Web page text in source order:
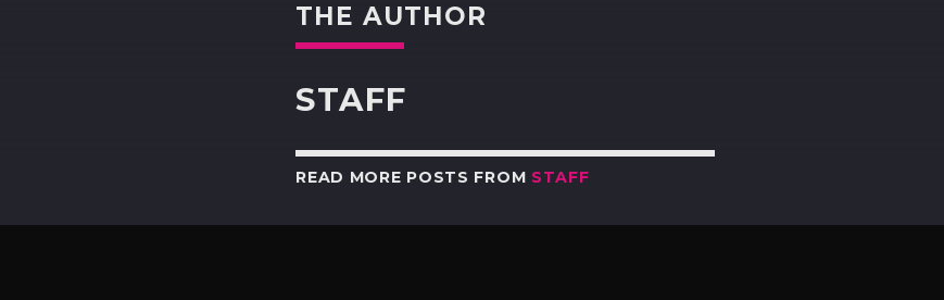
THE AUTHOR
STAFF
READ MORE POSTS FROM STAFF